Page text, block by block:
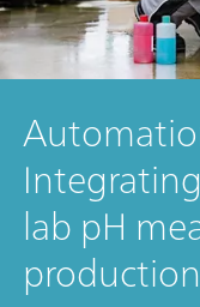
lab pH